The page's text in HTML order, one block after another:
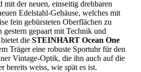
der neuen, einseitig drehbaren
Edelstahl-Gehäuse, welches mit
fein gebürsteten Oberflächen zu
gepaart mit Technik und
die STEINHART Ocean One
Träger eine robuste Sportuhr für den
Vintage-Optik, die ihn auch auf die
bereits weiss, wie spät es ist.